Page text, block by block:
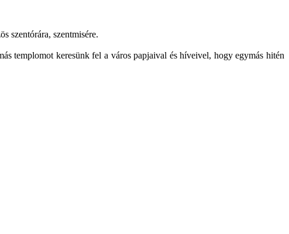
szentórára, szentmisére.
templomot keresünk fel a város papjaival és híveivel, hogy egymás hitén